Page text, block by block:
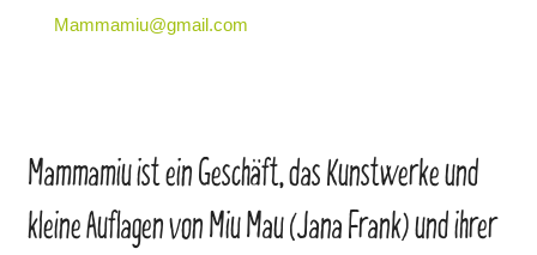
Mammamiu@gmail.com
Mammamiu ist ein Geschäft, das Kunstwerke und
kleine Auflagen von Miu Mau (Jana Frank) und ihrer